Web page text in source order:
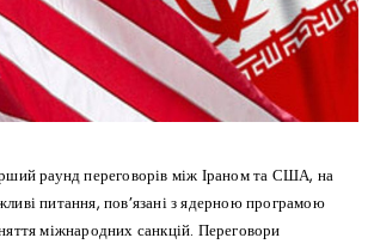
раунд переговорів між Іраном та США, на
питання, пов’язані з ядерною програмою
міжнародних санкцій. Переговори